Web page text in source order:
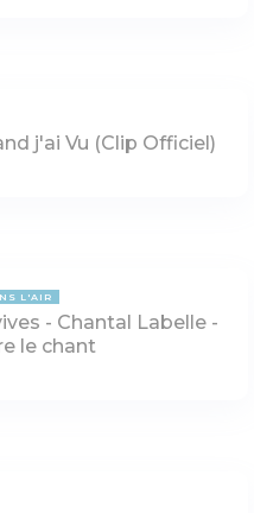
j'ai Vu (Clip Officiel)
L'AIR
- Chantal Labelle -
le chant